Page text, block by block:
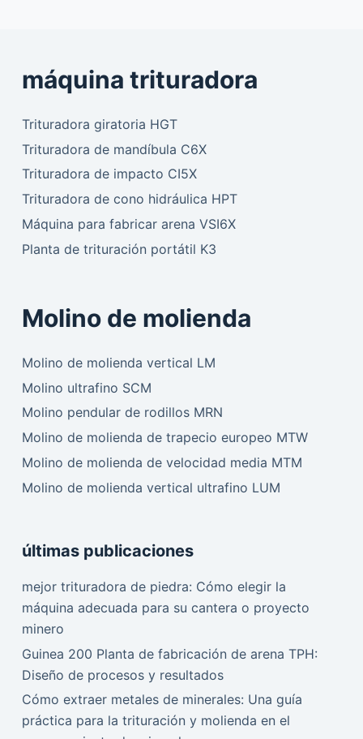
máquina trituradora
Trituradora giratoria HGT
Trituradora de mandíbula C6X
Trituradora de impacto CI5X
Trituradora de cono hidráulica HPT
Máquina para fabricar arena VSI6X
Planta de trituración portátil K3
Molino de molienda
Molino de molienda vertical LM
Molino ultrafino SCM
Molino pendular de rodillos MRN
Molino de molienda de trapecio europeo MTW
Molino de molienda de velocidad media MTM
Molino de molienda vertical ultrafino LUM
últimas publicaciones
mejor trituradora de piedra: Cómo elegir la
máquina adecuada para su cantera o proyecto
minero
Guinea 200 Planta de fabricación de arena TPH:
Diseño de procesos y resultados
Cómo extraer metales de minerales: Una guía
práctica para la trituración y molienda en el